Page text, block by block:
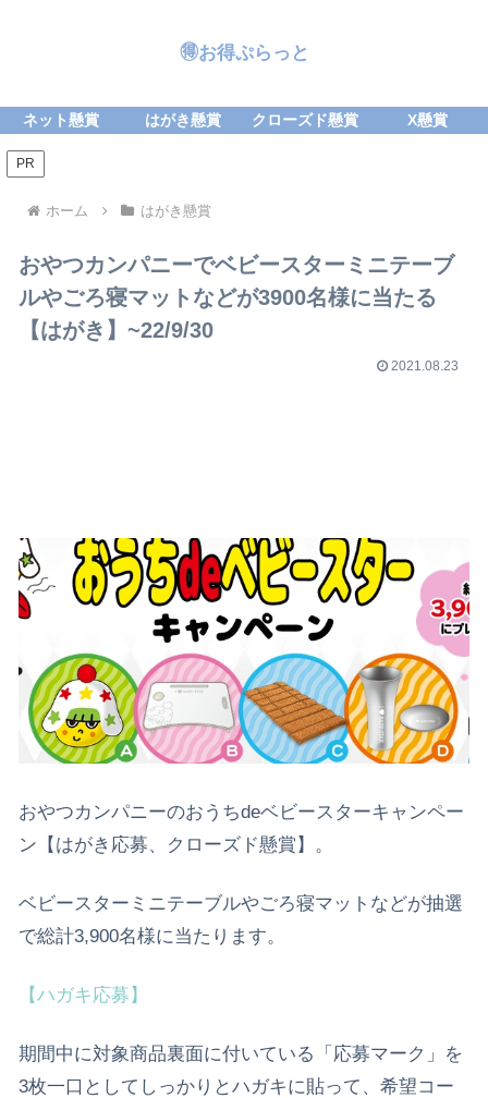
🉐お得ぷらっと
ネット懸賞 はがき懸賞 クローズド懸賞 X懸賞
PR
ホーム はがき懸賞
おやつカンパニーでベビースターミニテーブ
ルやごろ寝マットなどが3900名様に当たる
【はがき】~22/9/30
2021.08.23
おやつカンパニーのおうちdeベビースターキャンペー
ン【はがき応募、クローズド懸賞】。
ベビースターミニテーブルやごろ寝マットなどが抽選
で総計3,900名様に当たります。
【ハガキ応募】
期間中に対象商品裏面に付いている「応募マーク」を
3枚一口としてしっかりとハガキに貼って、希望コー